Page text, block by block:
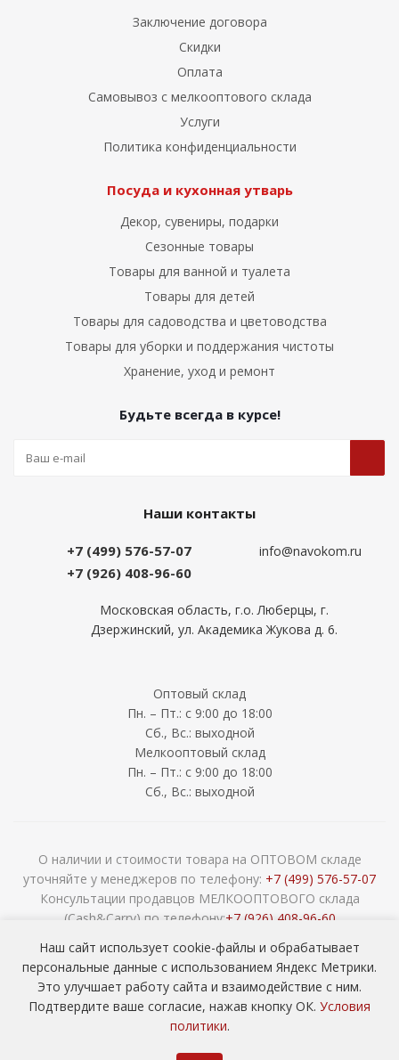
Заключение договора
Скидки
Оплата
Самовывоз с мелкооптового склада
Услуги
Политика конфиденциальности
Посуда и кухонная утварь
Декор, сувениры, подарки
Сезонные товары
Товары для ванной и туалета
Товары для детей
Товары для садоводства и цветоводства
Товары для уборки и поддержания чистоты
Хранение, уход и ремонт
Будьте всегда в курсе!
Наши контакты
+7 (499) 576-57-07
+7 (926) 408-96-60
info@navokom.ru
Московская область, г.о. Люберцы, г.
Дзержинский, ул. Академика Жукова д. 6.
Оптовый склад
Пн. – Пт.: с 9:00 до 18:00
Сб., Вс.: выходной
Мелкооптовый склад
Пн. – Пт.: с 9:00 до 18:00
Сб., Вс.: выходной
О наличии и стоимости товара на ОПТОВОМ складе
уточняйте у менеджеров по телефону: +7 (499) 576-57-07
Консультации продавцов МЕЛКООПТОВОГО склада
(Cash&Carry) по телефону:+7 (926) 408-96-60
сада ОПТОМ
Наш сайт использует cookie-файлы и обрабатывает
персональные данные с использованием Яндекс Метрики.
Это улучшает работу сайта и взаимодействие с ним.
Подтвердите ваше согласие, нажав кнопку ОК. Условия
политики.